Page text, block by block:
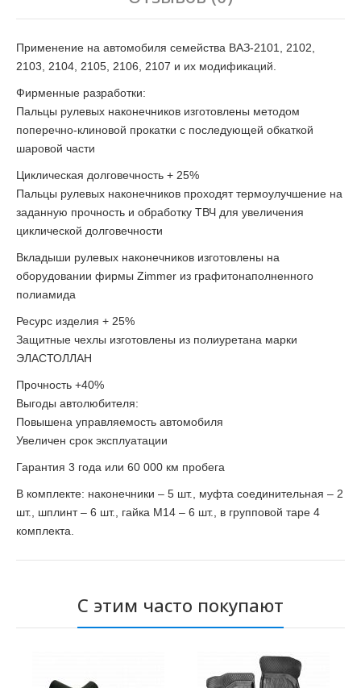
Применение на автомобиля семейства ВАЗ-2101, 2102,
2103, 2104, 2105, 2106, 2107 и их модификаций.
Фирменные разработки:
Пальцы рулевых наконечников изготовлены методом
поперечно-клиновой прокатки с последующей обкаткой
шаровой части
Циклическая долговечность + 25%
Пальцы рулевых наконечников проходят термоулучшение на
заданную прочность и обработку ТВЧ для увеличения
циклической долговечности
Вкладыши рулевых наконечников изготовлены на
оборудовании фирмы Zimmer из графитонаполненного
полиамида
Ресурс изделия + 25%
Защитные чехлы изготовлены из полиуретана марки
ЭЛАСТОЛЛАН
Прочность +40%
Выгоды автолюбителя:
Повышена управляемость автомобиля
Увеличен срок эксплуатации
Гарантия 3 года или 60 000 км пробега
В комплекте: наконечники – 5 шт., муфта соединительная – 2
шт., шплинт – 6 шт., гайка М14 – 6 шт., в групповой таре 4
комплекта.
С этим часто покупают